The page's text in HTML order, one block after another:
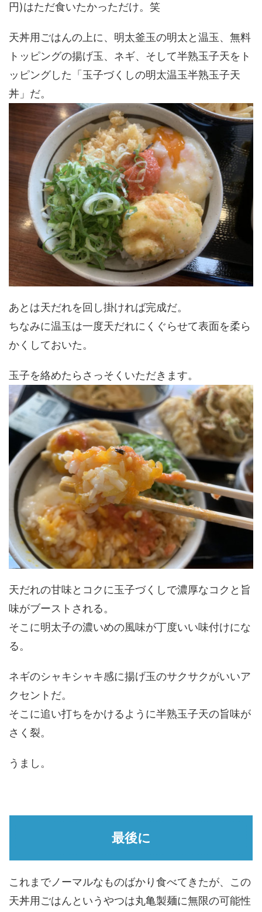
円)はただ食いたかっただけ。笑
天丼用ごはんの上に、明太釜玉の明太と温玉、無料
トッピングの揚げ玉、ネギ、そして半熟玉子天をト
ッピングした「玉子づくしの明太温玉半熟玉子天
丼」だ。
あとは天だれを回し掛ければ完成だ。
ちなみに温玉は一度天だれにくぐらせて表面を柔ら
かくしておいた。
玉子を絡めたらさっそくいただきます。
天だれの甘味とコクに玉子づくしで濃厚なコクと旨
味がブーストされる。
そこに明太子の濃いめの風味が丁度いい味付けにな
る。
ネギのシャキシャキ感に揚げ玉のサクサクがいいア
クセントだ。
そこに追い打ちをかけるように半熟玉子天の旨味が
さく裂。
うまし。
最後に
これまでノーマルなものばかり食べてきたが、この
天丼用ごはんというやつは丸亀製麺に無限の可能性